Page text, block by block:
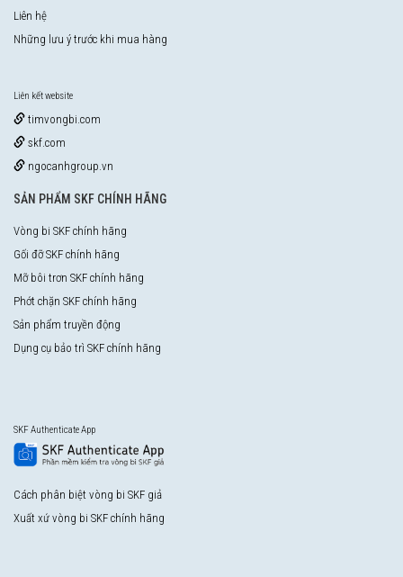
Liên hệ
Những lưu ý trước khi mua hàng
Liên kết website
timvongbi.com
skf.com
ngocanhgroup.vn
SẢN PHẨM SKF CHÍNH HÃNG
Vòng bi SKF chính hãng
Gối đỡ SKF chính hãng
Mỡ bôi trơn SKF chính hãng
Phớt chặn SKF chính hãng
Sản phẩm truyền động
Dụng cụ bảo trì SKF chính hãng
SKF Authenticate App
Cách phân biệt vòng bi SKF giả
Xuất xứ vòng bi SKF chính hãng